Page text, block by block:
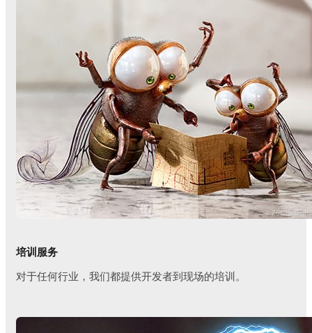
© Zombie Studio
培训服务
对于任何行业，我们都提供开发者到现场的培训。